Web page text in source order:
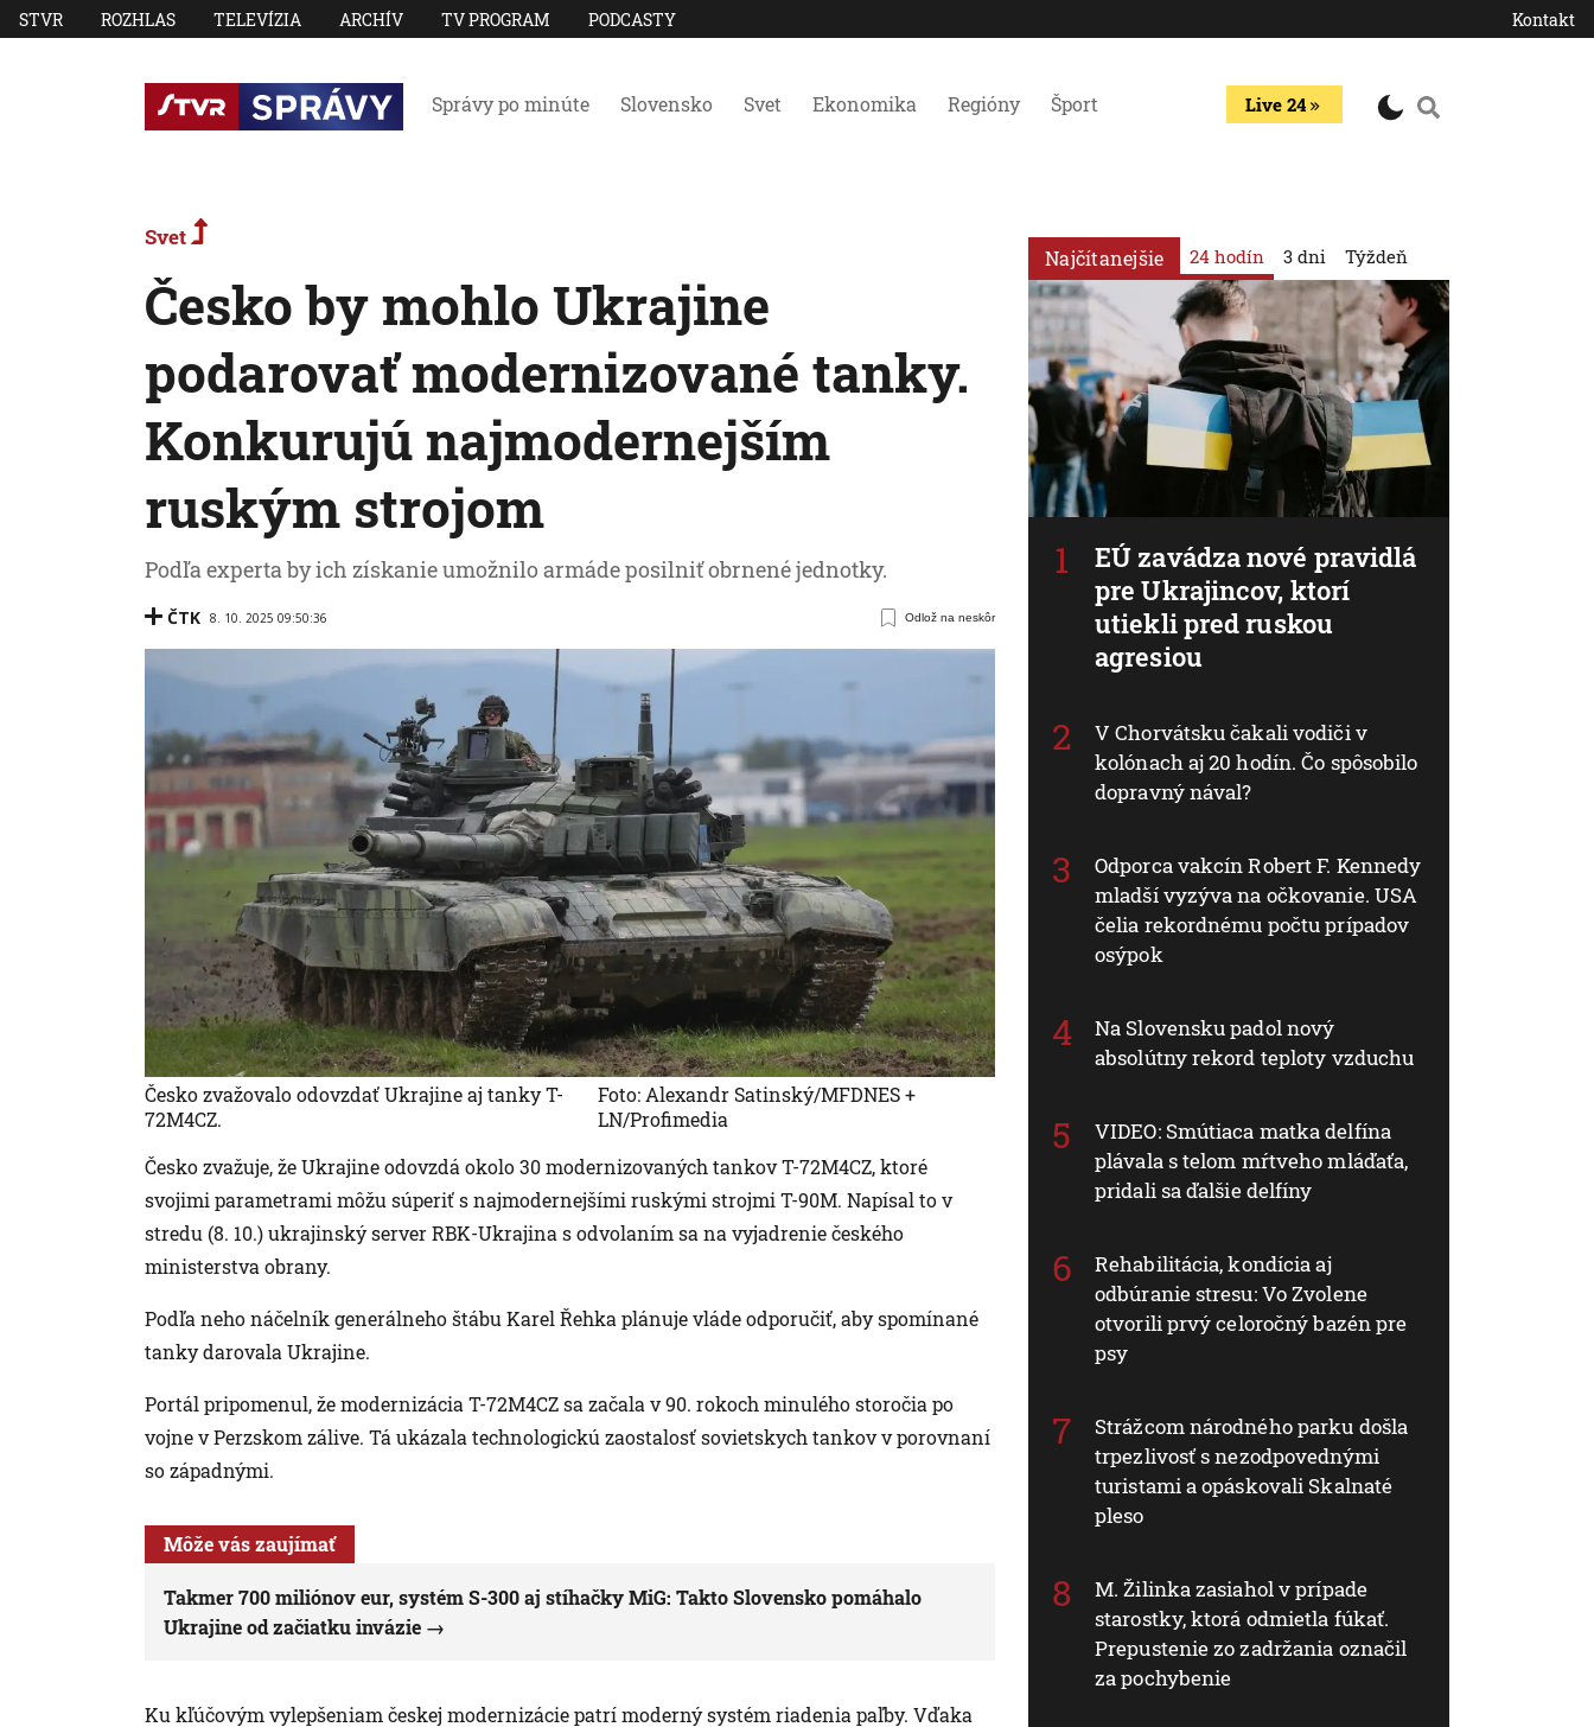
STVR ROZHLAS TELEVÍZIA ARCHÍV TV PROGRAM PODCASTY Kontakt
Správy po minúte Slovensko Svet Ekonomika Regióny Šport Live 24
Svet
Česko by mohlo Ukrajine
podarovať modernizované tanky.
Konkurujú najmodernejším
ruským strojom
Podľa experta by ich získanie umožnilo armáde posilniť obrnené jednotky.
ČTK 8. 10. 2025 09:50:36 Odlož na neskôr
Česko zvažovalo odovzdať Ukrajine aj tanky T-
72M4CZ.
Foto: Alexandr Satinský/MFDNES +
LN/Profimedia
Česko zvažuje, že Ukrajine odovzdá okolo 30 modernizovaných tankov T-72M4CZ, ktoré
svojimi parametrami môžu súperiť s najmodernejšími ruskými strojmi T-90M. Napísal to v
stredu (8. 10.) ukrajinský server RBK-Ukrajina s odvolaním sa na vyjadrenie českého
ministerstva obrany.
Podľa neho náčelník generálneho štábu Karel Řehka plánuje vláde odporučiť, aby spomínané
tanky darovala Ukrajine.
Portál pripomenul, že modernizácia T-72M4CZ sa začala v 90. rokoch minulého storočia po
vojne v Perzskom zálive. Tá ukázala technologickú zaostalosť sovietskych tankov v porovnaní
so západnými.
Môže vás zaujímať
Takmer 700 miliónov eur, systém S-300 aj stíhačky MiG: Takto Slovensko pomáhalo
Ukrajine od začiatku invázie
Ku kľúčovým vylepšeniam českej modernizácie patrí moderný systém riadenia paľby. Vďaka
Najčítanejšie 24 hodín
EÚ zavádza nové pravidlá
pre Ukrajincov, ktorí
utiekli pred ruskou
agresiou
V Chorvátsku čakali vodiči v
kolónach aj 20 hodín. Čo spôsobilo
dopravný nával?
Odporca vakcín Robert F. Kennedy
mladší vyzýva na očkovanie. USA
čelia rekordnému počtu prípadov
osýpok
Na Slovensku padol nový
absolútny rekord teploty vzduchu
VIDEO: Smútiaca matka delfína
plávala s telom mŕtveho mláďaťa,
pridali sa ďalšie delfíny
Rehabilitácia, kondícia aj
odbúranie stresu: Vo Zvolene
otvorili prvý celoročný bazén pre
psy
Strážcom národného parku došla
trpezlivosť s nezodpovednými
turistami a opáskovali Skalnaté
pleso
M. Žilinka zasiahol v prípade
starostky, ktorá odmietla fúkať.
Prepustenie zo zadržania označil
za pochybenie
3 dni Týždeň